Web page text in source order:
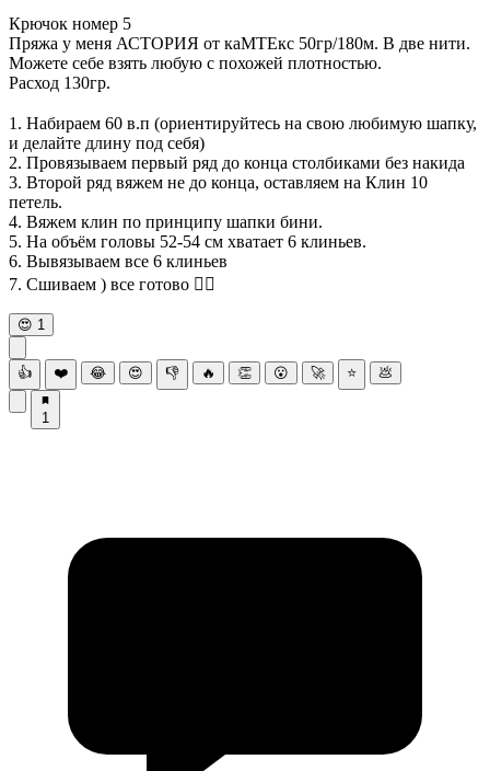
Крючок номер 5
Пряжа у меня АСТОРИЯ от каМТЕкс 50гр/180м. В две нити.
Можете себе взять любую с похожей плотностью.
Расход 130гр.
1. Набираем 60 в.п (ориентируйтесь на свою любимую шапку,
и делайте длину под себя)
2. Провязываем первый ряд до конца столбиками без накида
3. Второй ряд вяжем не до конца, оставляем на Клин 10
петель.
4. Вяжем клин по принципу шапки бини.
5. На объём головы 52-54 см хватает 6 клиньев.
6. Вывязываем все 6 клиньев
7. Сшиваем ) все готово 👌🏻
😍 1
👍 ❤️ 😂 😍 👎 🔥 👏 😮 🚀 ⭐ 💩
1